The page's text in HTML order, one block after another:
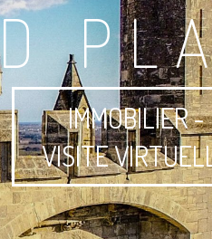
IMMOBILIER -
VISITE